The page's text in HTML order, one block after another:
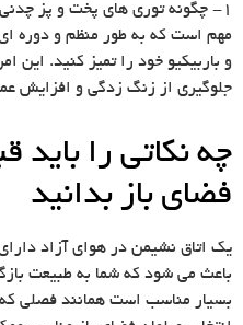
۱- چگونه توری های پخت و پز چدنی
مهم است که به طور منظم و دوره
و باربیکیو خود را تمیز کنید. این
جلوگیری از زنگ زدگی و افزایش
چه نکاتی را باید
فضای باز بدانید
یک اتاق نشیمن در هوای آزاد
باعث می شود که شما به طبیعت
بسیار مناسب است همانند فصلی